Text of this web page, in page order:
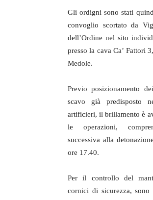
Gli ordigni sono stati
convoglio scortato da
dell’Ordine nel sito
presso la cava Ca’ Fattori
Medole.
Previo posizionamento
scavo già predisposto
artificieri, il brillamento è
le operazioni,
successiva alla
ore 17.40.
Per il controllo del
cornici di sicurezza,